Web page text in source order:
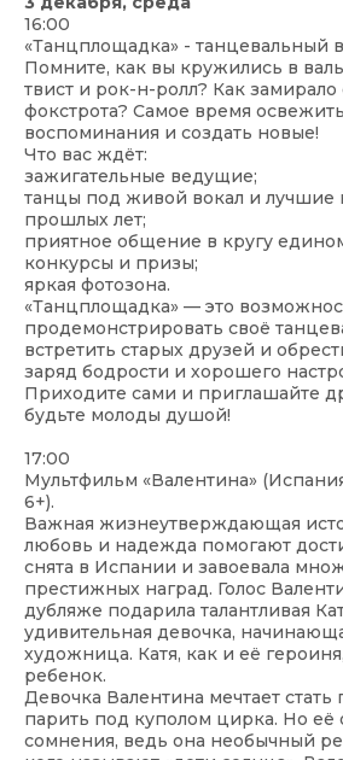
16:00
«Танцплощадка» - танцевальный
Помните, как вы кружились в
твист и рок-н-ролл? Как замирало
фокстрота? Самое время
воспоминания и создать новые!
Что вас ждёт:
зажигательные ведущие;
танцы под живой вокал и лучшие
прошлых лет;
приятное общение в кругу
конкурсы и призы;
яркая фотозона.
«Танцплощадка» — это
продемонстрировать своё
встретить старых друзей и
заряд бодрости и хорошего
Приходите сами и приглашайте
будьте молоды душой!
17:00
Мультфильм «Валентина»
6+).
Важная жизнеутверждающая
любовь и надежда помогают
снята в Испании и завоевала
престижных наград. Голос
дубляже подарила талантливая
удивительная девочка,
художница. Катя, как и её
ребенок.
Девочка Валентина мечтает стать
парить под куполом цирка. Но её
сомнения, ведь она необычный